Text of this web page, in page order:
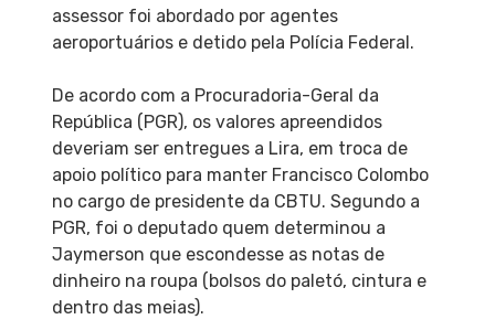
assessor foi abordado por agentes
aeroportuários e detido pela Polícia Federal.
De acordo com a Procuradoria-Geral da
República (PGR), os valores apreendidos
deveriam ser entregues a Lira, em troca de
apoio político para manter Francisco Colombo
no cargo de presidente da CBTU. Segundo a
PGR, foi o deputado quem determinou a
Jaymerson que escondesse as notas de
dinheiro na roupa (bolsos do paletó, cintura e
dentro das meias).